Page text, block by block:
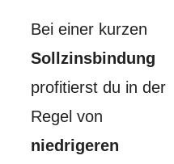
Bei einer kurzen
Sollzinsbindung
profitierst du in der
Regel von
niedrigeren